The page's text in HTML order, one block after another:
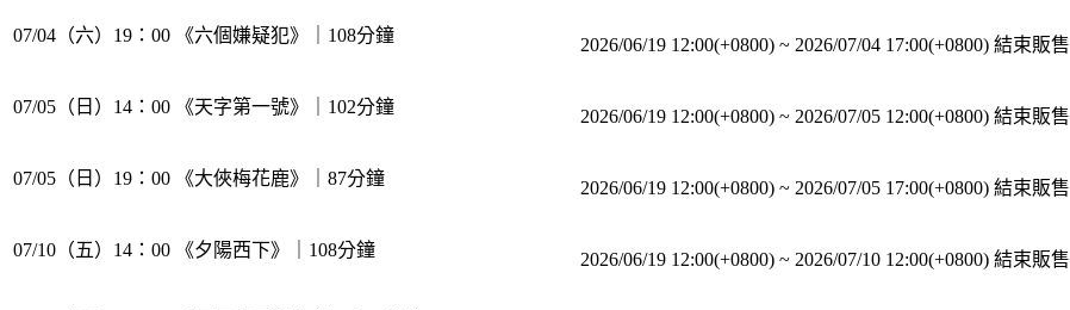
07/04（六）19：00 《六個嫌疑犯》｜108分鐘 2026/06/19 12:00(+0800) ~ 2026/07/04 17:00(+0800) 結束販售
07/05（日）14：00 《天字第一號》｜102分鐘 2026/06/19 12:00(+0800) ~ 2026/07/05 12:00(+0800) 結束販售
07/05（日）19：00 《大俠梅花鹿》｜87分鐘 2026/06/19 12:00(+0800) ~ 2026/07/05 17:00(+0800) 結束販售
07/10（五）14：00 《夕陽西下》｜108分鐘 2026/06/19 12:00(+0800) ~ 2026/07/10 12:00(+0800) 結束販售